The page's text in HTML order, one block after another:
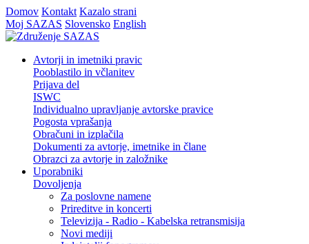
Domov Kontakt Kazalo strani
Moj SAZAS Slovensko English
Avtorji in imetniki pravic
Pooblastilo in včlanitev
Prijava del
ISWC
Individualno upravljanje avtorske pravice
Pogosta vprašanja
Obračuni in izplačila
Dokumenti za avtorje, imetnike in člane
Obrazci za avtorje in založnike
Uporabniki
Dovoljenja
Za poslovne namene
Prireditve in koncerti
Televizija - Radio - Kabelska retransmisija
Novi mediji